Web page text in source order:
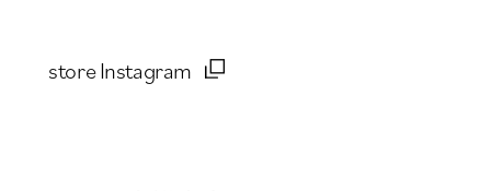
store Instagram